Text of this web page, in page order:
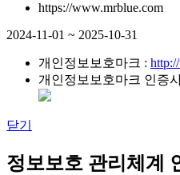
https://www.mrblue.com
2024-11-01 ~ 2025-10-31
개인정보보호마크 :
개인정보보호마크 인증
닫기
정보보호 관리체계